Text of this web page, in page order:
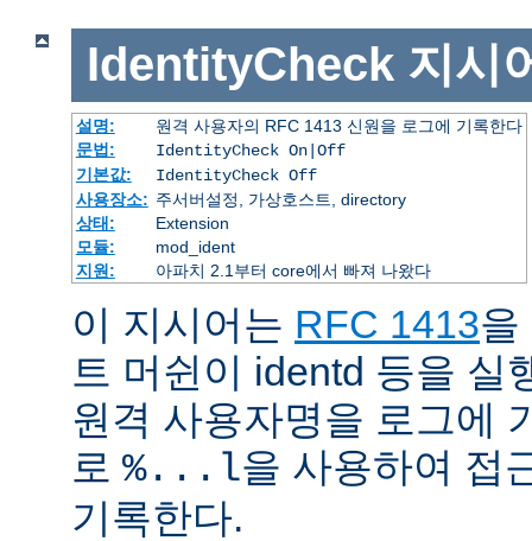
IdentityCheck 지시
설명:
원격 사용자의 RFC 1413 신원을 로그에 기록한다
문법:
IdentityCheck On|Off
기본값:
IdentityCheck Off
사용장소: 주서버설정, 가상호스트, directory
상태:
Extension
모듈:
mod_ident
지원:
아파치 2.1부터 core에서 빠져 나왔다
이 지시어는 RFC 1413을
트 머쉰이 identd 등을 실
원격 사용자명을 로그에
로 %...l을 사용하여 접
기록한다.